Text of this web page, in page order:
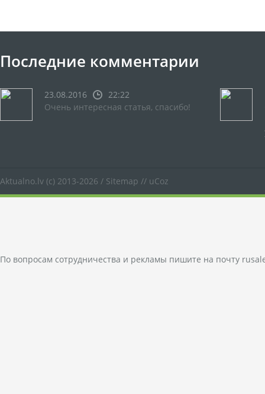
Последние комментарии
23.08.2016
22:22
Очень интересная статья, спасибо!
Aktualno.lv (c) 2013-2026 / Sitemap // uCoz
По вопросам сотрудничества и рекламы пишите на почту